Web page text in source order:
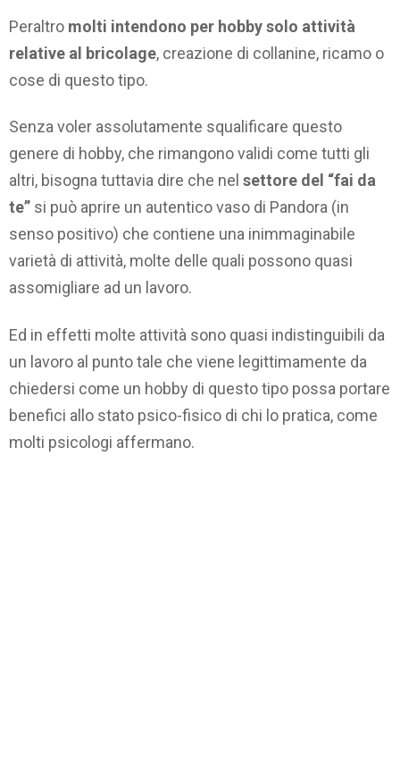
Peraltro molti intendono per hobby solo attività
relative al bricolage, creazione di collanine, ricamo o
cose di questo tipo.
Senza voler assolutamente squalificare questo
genere di hobby, che rimangono validi come tutti gli
altri, bisogna tuttavia dire che nel settore del “fai da
te” si può aprire un autentico vaso di Pandora (in
senso positivo) che contiene una inimmaginabile
varietà di attività, molte delle quali possono quasi
assomigliare ad un lavoro.
Ed in effetti molte attività sono quasi indistinguibili da
un lavoro al punto tale che viene legittimamente da
chiedersi come un hobby di questo tipo possa portare
benefici allo stato psico-fisico di chi lo pratica, come
molti psicologi affermano.